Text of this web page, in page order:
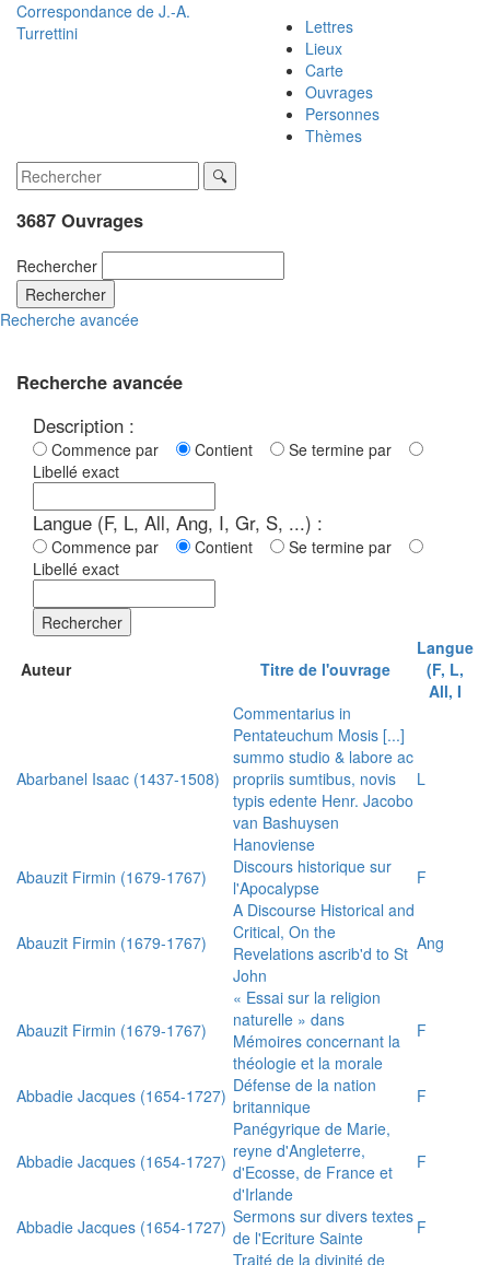
Correspondance de J.-A.
Turrettini
Lettres
Lieux
Carte
Ouvrages
Personnes
Thèmes
3687 Ouvrages
Rechercher
Rechercher
Recherche avancée
Recherche avancée
Description :
Commence par Contient
Se termine par
Libellé exact
Langue (F, L, All, Ang, I, Gr, S, ...) :
Commence par Contient
Se termine par
Libellé exact
Rechercher
Auteur Titre de l'ouvrage
Langue
(F, L,
All, I
Abarbanel Isaac (1437-1508)
Commentarius in
Pentateuchum Mosis [...]
summo studio & labore ac
propriis sumtibus, novis
typis edente Henr. Jacobo
van Bashuysen
Hanoviense
L
Abauzit Firmin (1679-1767)
Discours historique sur
l'Apocalypse
F
Abauzit Firmin (1679-1767)
A Discourse Historical and
Critical, On the
Revelations ascrib'd to St
John
Ang
Abauzit Firmin (1679-1767)
« Essai sur la religion
naturelle » dans
Mémoires concernant la
théologie et la morale
F
Abbadie Jacques (1654-1727) Défense de la nation
britannique
F
Abbadie Jacques (1654-1727)
Panégyrique de Marie,
reyne d'Angleterre,
d'Ecosse, de France et
d'Irlande
F
Abbadie Jacques (1654-1727) Sermons sur divers textes
de l'Ecriture Sainte
F
Traité de la divinité de